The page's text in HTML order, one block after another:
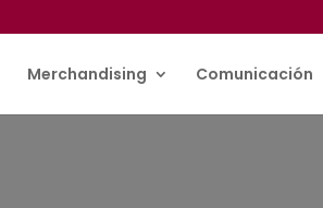
Merchandising Comunicación